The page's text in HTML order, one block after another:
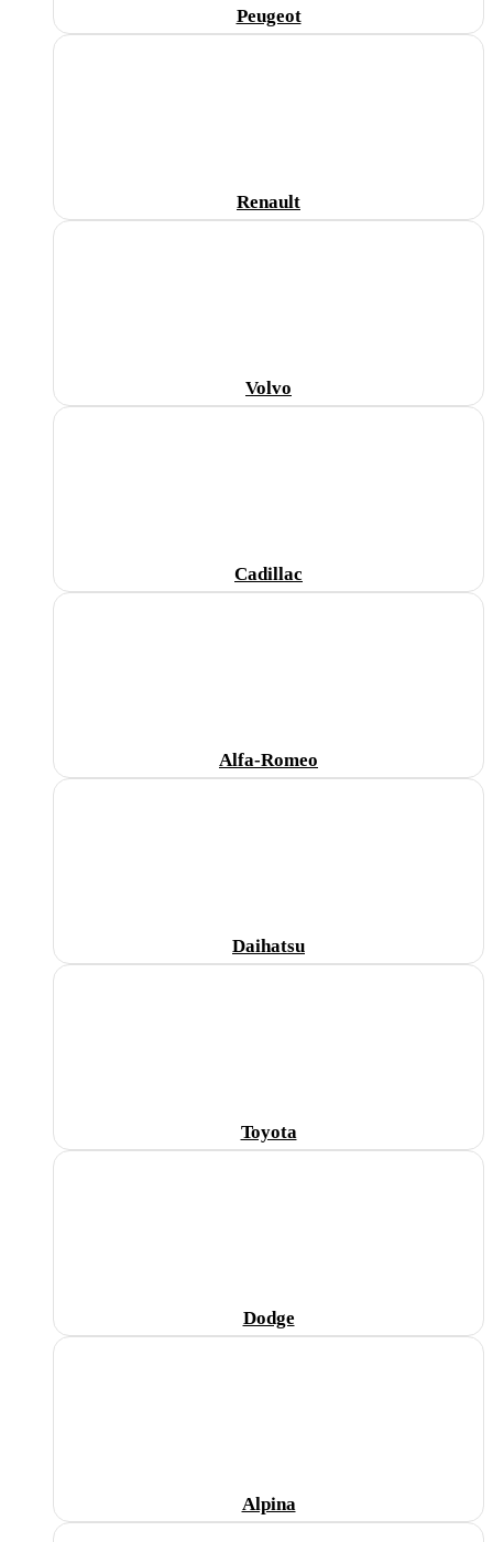
Peugeot
Renault
Volvo
Cadillac
Alfa-Romeo
Daihatsu
Toyota
Dodge
Alpina